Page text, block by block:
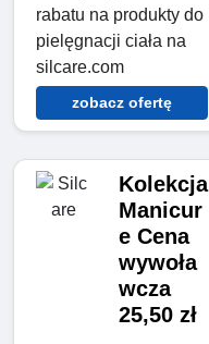
rabatu na produkty do
pielęgnacji ciała na
silcare.com
zobacz ofertę
Kolekcja
Manicur
e Cena
wywoła
wcza
25,50 zł